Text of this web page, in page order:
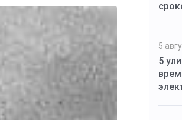
5
5